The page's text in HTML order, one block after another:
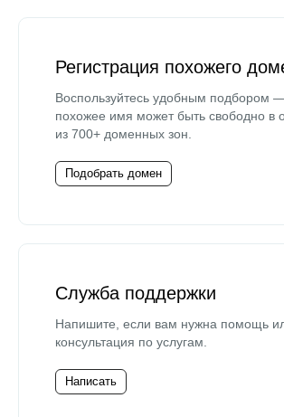
Регистрация похожего
Воспользуйтесь удобным подбором
похожее имя может быть свободно в
из 700+ доменных зон.
Подобрать домен
Служба поддержки
Напишите, если вам нужна помощь
консультация по услугам.
Написать